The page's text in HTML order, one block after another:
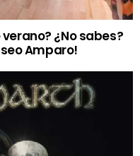
¿No sabes?
Amparo!